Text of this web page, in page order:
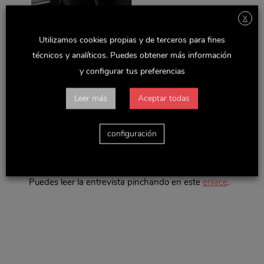
La revista Capital ha publicado, en su edición de
diciembre, una entrevista a D. Manuel López
Donaire, Consejero Delegado de Delaviuda
Confectionery Group.
Con el titular “Queremos llevar el turrón hasta el
último rincón del mundo”, la entrevista profundiza en
Puedes leer la entrevista pinchando en esteenlace.
X
Utilizamos cookies propias y de terceros para fines
técnicos y analíticos. Puedes obtener más información
y configurar tus preferencias
Leer más Aceptar todas
configuración